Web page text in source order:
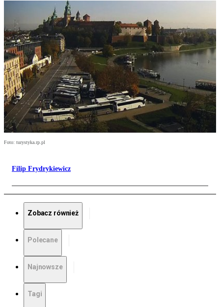
Foto: turystyka.rp.pl
Filip Frydrykiewicz
Zobacz również
Polecane
Najnowsze
Tagi